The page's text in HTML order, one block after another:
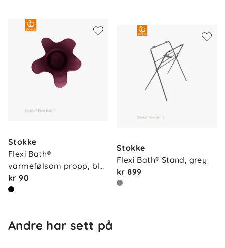
Stokke
Flexi Bath®
varmefølsom propp, bl…
kr 90
Stokke
Flexi Bath® Stand, grey
kr 899
Andre har sett på